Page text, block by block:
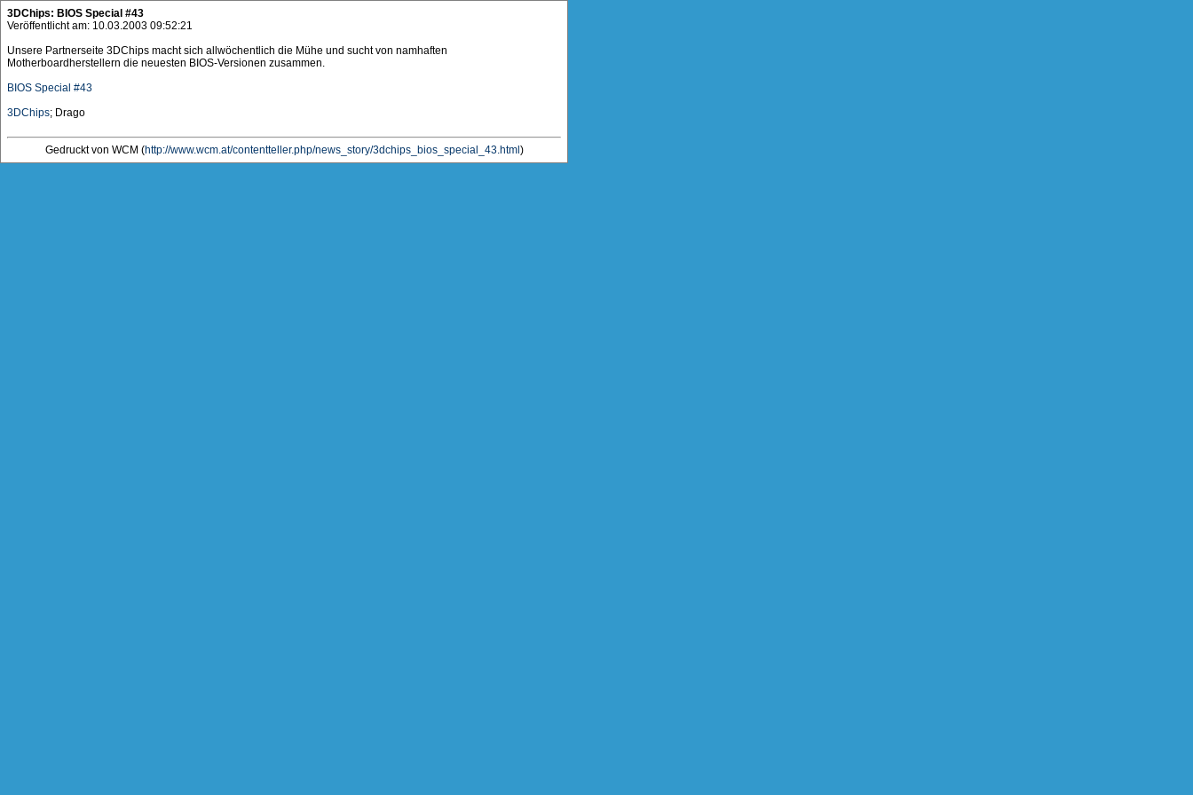
3DChips: BIOS Special #43
Veröffentlicht am: 10.03.2003 09:52:21
Unsere Partnerseite 3DChips macht sich allwöchentlich die Mühe und sucht von namhaften
Motherboardherstellern die neuesten BIOS-Versionen zusammen.
BIOS Special #43
3DChips; Drago
Gedruckt von WCM (http://www.wcm.at/contentteller.php/news_story/3dchips_bios_special_43.html )